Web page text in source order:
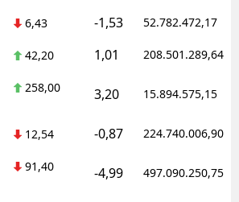
6,43 -1,53 52.782.472,17
42,20 1,01 208.501.289,64
258,00 3,20 15.894.575,15
12,54 -0,87 224.740.006,90
91,40 -4,99 497.090.250,75